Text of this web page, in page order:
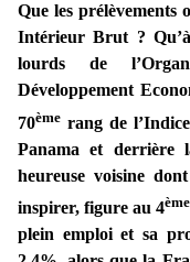
Que les
Intérieur Brut ?
lourds de
Développement
70ème rang de
Panama et derrière
heureuse voisine
inspirer, figure au 4ème
plein emploi et sa